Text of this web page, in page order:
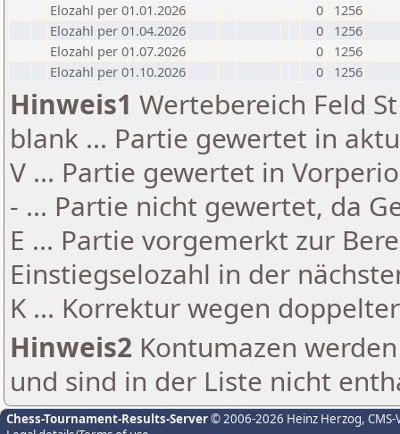
Elozahl per 01.01.2026
0
1256
Elozahl per 01.04.2026
0
1256
Elozahl per 01.07.2026
0
1256
Elozahl per 01.10.2026
0 1256
Hinweis1 Wertebereich Feld
blank ... Partie gewertet in
V ... Partie gewertet in
- ... Partie nicht gewertet, da
E ... Partie vorgemerkt zur
Einstiegselozahl in der
K ... Korrektur wegen
Hinweis2 Kontumazen
und sind in der Liste nicht
Chess-Tournament-Results-Server© 2006-2026 Heinz Herzog,